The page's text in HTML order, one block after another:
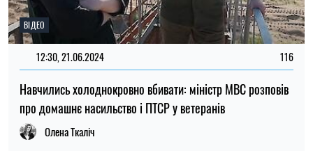
ВІДЕО
12:30, 21.06.2024 116
Навчились холоднокровно вбивати: міністр МВС розповів
про домашнє насильство і ПТСР у ветеранів
Олена Ткаліч